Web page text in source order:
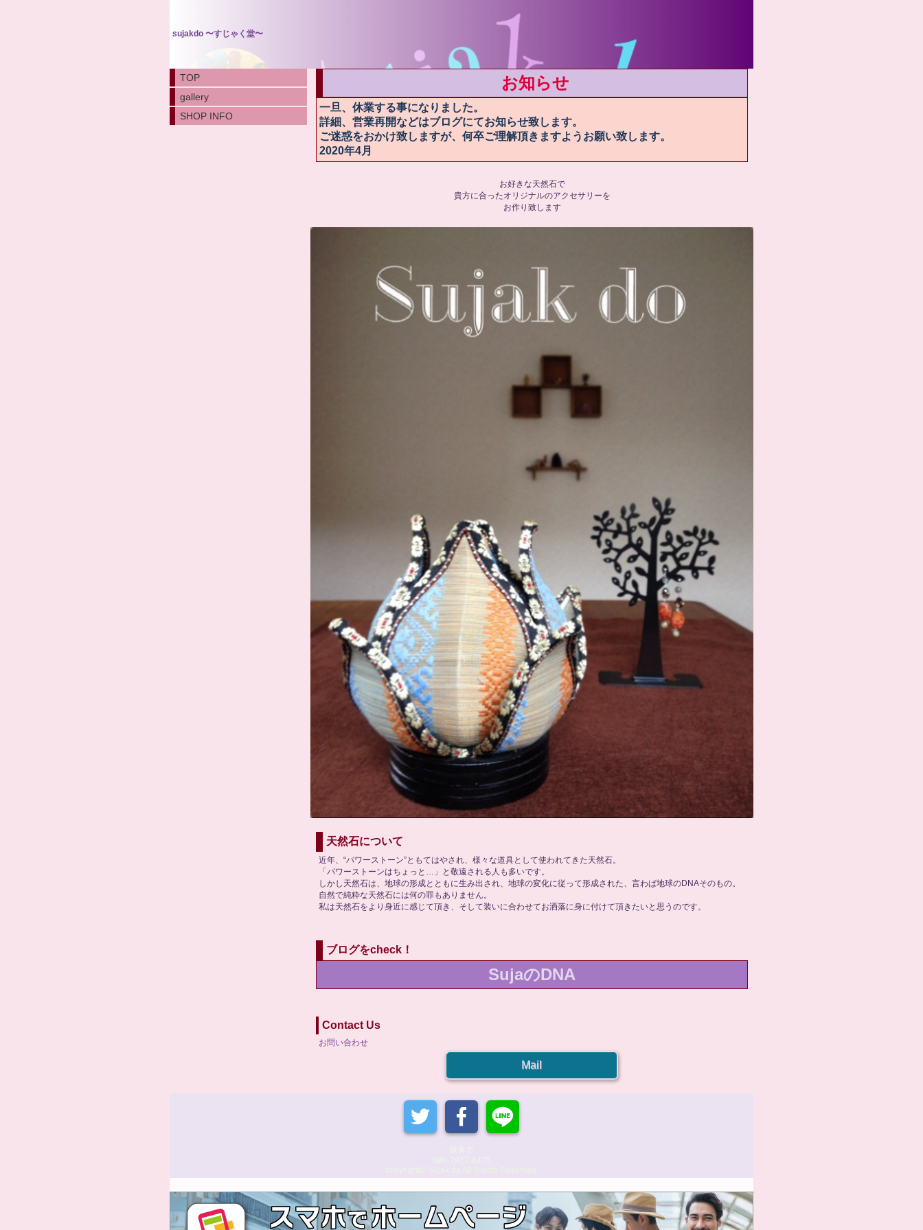
sujakdo 〜すじゃく堂〜
お知らせ
一旦、休業する事になりました。
詳細、営業再開などはブログにてお知らせ致します。
ご迷惑をおかけ致しますが、何卒ご理解頂きますようお願い致します。
2020年4月
お好きな天然石で
貴方に合ったオリジナルのアクセサリーを
お作り致します
天然石について
近年、“パワーストーン”ともてはやされ、様々な道具として使われてきた天然石。
「パワーストーンはちょっと…」と敬遠される人も多いです。
しかし天然石は、地球の形成とともに生み出され、地球の変化に従って形成された、言わば地球のDNAそのもの。
自然で純粋な天然石には何の罪もありません。
私は天然石をより身近に感じて頂き、そして装いに合わせてお洒落に身に付けて頂きたいと思うのです。
ブログをcheck！
SujaのDNA
Contact Us
お問い合わせ
Mail
TOP
gallery
SHOP INFO